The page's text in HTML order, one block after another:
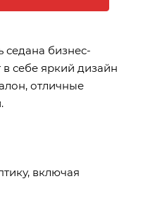
бизнес-
себе яркий дизайн
отличные
включая